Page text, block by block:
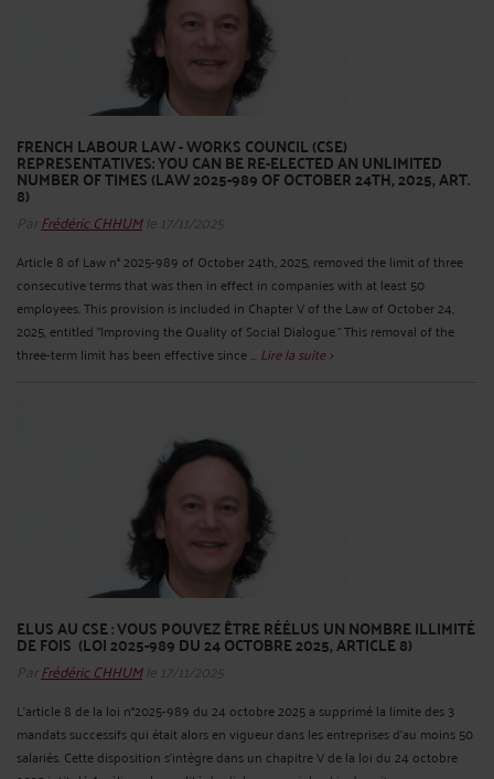
FRENCH LABOUR LAW - WORKS COUNCIL (CSE)
REPRESENTATIVES: YOU CAN BE RE-ELECTED AN UNLIMITED
NUMBER OF TIMES (LAW 2025-989 OF OCTOBER 24TH, 2025, ART.
8)
Par Frédéric CHHUMle 17/11/2025
Article 8 of Law n° 2025-989 of October 24th, 2025, removed the limit of three
consecutive terms that was then in effect in companies with at least 50
employees. This provision is included in Chapter V of the Law of October 24,
2025, entitled "Improving the Quality of Social Dialogue." This removal of the
three-term limit has been effective since ... Lire la suite >
ELUS AU CSE : VOUS POUVEZ ÊTRE RÉÉLUS UN NOMBRE ILLIMITÉ
DE FOIS (LOI 2025-989 DU 24 OCTOBRE 2025, ARTICLE 8)
Par Frédéric CHHUMle 17/11/2025
L’article 8 de la loi n°2025-989 du 24 octobre 2025 a supprimé la limite des 3
mandats successifs qui était alors en vigueur dans les entreprises d’au moins 50
salariés. Cette disposition s’intègre dans un chapitre V de la loi du 24 octobre